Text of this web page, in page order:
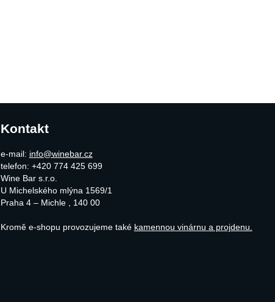
Kontakt
e-mail: info@winebar.cz
telefon: +420 774 425 699
Wine Bar s.r.o.
U Michelského mlýna 1569/1
Praha 4 – Michle
140 00
Kromě e-shopu provozujeme také kamennou vinárnu a projdenu.